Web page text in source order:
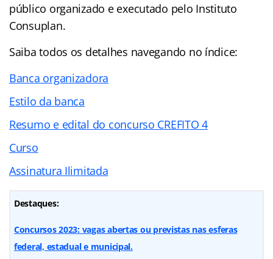
público organizado e executado pelo Instituto
Consuplan.
Saiba todos os detalhes navegando no índice:
Banca organizadora
Estilo da banca
Resumo e edital do concurso CREFITO 4
Curso
Assinatura Ilimitada
Destaques:
Concursos 2023: vagas abertas ou previstas nas esferas
federal, estadual e municipal.